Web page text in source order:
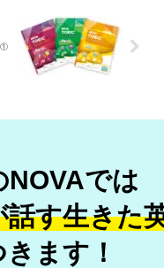
①
NOVAでは
話す生きた
ます！